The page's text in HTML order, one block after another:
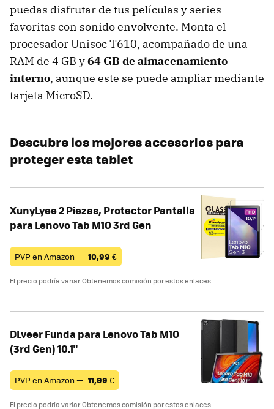
puedas disfrutar de tus películas y series
favoritas con sonido envolvente. Monta el
procesador Unisoc T610, acompañado de una
RAM de 4 GB y64 GB de almacenamiento
interno, aunque este se puede ampliar mediante
tarjeta MicroSD.
Descubre los mejores accesorios para
proteger esta tablet
XunyLyee 2 Piezas, Protector Pantalla
para Lenovo Tab M10 3rd Gen
PVP en Amazon — 10,99 €
El precio podría variar. Obtenemos comisión por estos enlaces
DLveer Funda para Lenovo Tab M10
(3rd Gen) 10.1"
PVP en Amazon — 11,99 €
El precio podría variar. Obtenemos comisión por estos enlaces